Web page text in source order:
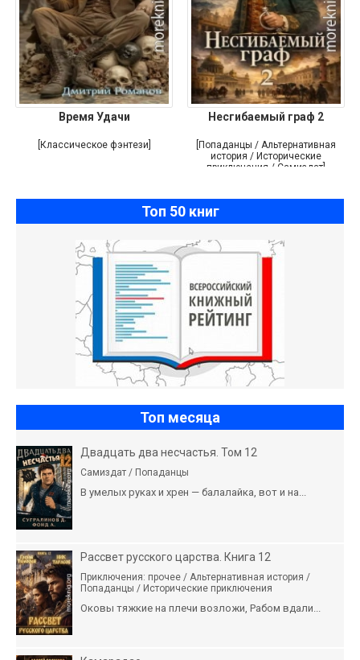
Время Удачи
[Классическое фэнтези]
Несгибаемый граф 2
[Попаданцы / Альтернативная
история / Исторические
приключения / Самиздат]
Топ 50 книг
Топ месяца
Двадцать два несчастья. Том 12
Самиздат / Попаданцы
В умелых руках и хрен — балалайка, вот и на...
Рассвет русского царства. Книга 12
Приключения: прочее / Альтернативная история /
Попаданцы / Исторические приключения
Оковы тяжкие на плечи возложи, Рабом вдали...